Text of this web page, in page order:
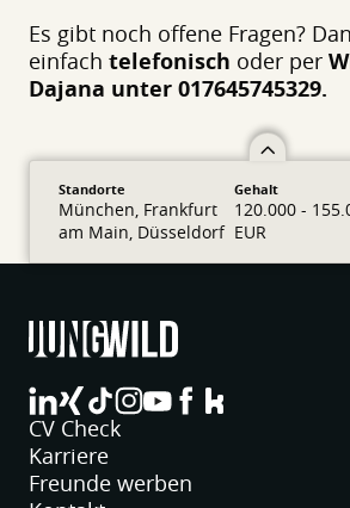
Es gibt noch offene Fragen?
einfach telefonisch oder per
Dajana unter 017645745329.
Standorte
München, Frankfurt
am Main, Düsseldorf
Gehalt
120.000 -
EUR
jungwild bei LinkedIn
jungwild bei XING
jungwild bei TikTok
jungwild bei
jungwild bei
jungwild bei
CV Check
Karriere
Freunde werben